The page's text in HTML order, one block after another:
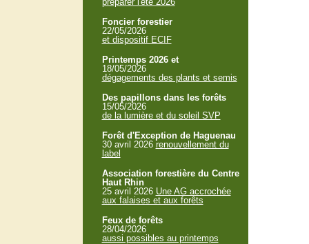
Foncier forestier
22/05/2026
et dispositif ECIF
Printemps 2026 et
18/05/2026
dégagements des plants et semis
Des papillons dans les forêts
15/05/2026
de la lumière et du soleil SVP
Forêt d'Exception de Haguenau
30 avril 2026 renouvellement du
label
Association forestière du Centre
Haut Rhin
25 avril 2026 Une AG accrochée
aux falaises et aux forêts
Feux de forêts
28/04/2026
aussi possibles au printemps